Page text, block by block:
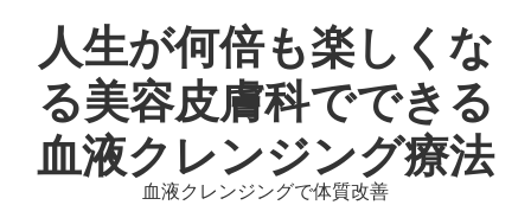
ゲ
ー
シ
ョ
テ
ン
ツ
へ
人生が何倍も楽しくな
る美容皮膚科でできる
血液クレンジング療法
血液クレンジングで体質改善